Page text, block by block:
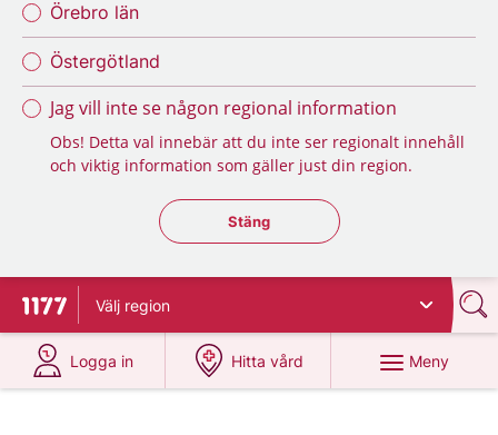
Örebro län
Östergötland
Jag vill inte se någon regional information
Obs! Detta val innebär att du inte ser regionalt innehåll
och viktig information som gäller just din region.
Stäng regionsväljaren
Stäng
Till startsidan för 1177
Välj region
Logga in
på 1177.se
Hitta vård
på 1177.se
Meny